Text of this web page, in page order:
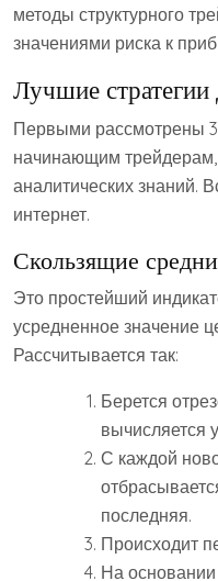
методы структурного
значениями риска к
Лучшие стратегии
Первыми рассмотрены
начинающим трейдерам,
аналитических знаний.
интернет.
Скользящие
Это простейший
усредненное значение
Рассчитывается так:
Берется
вычисляется
С каждой
последняя.
Происходит
На